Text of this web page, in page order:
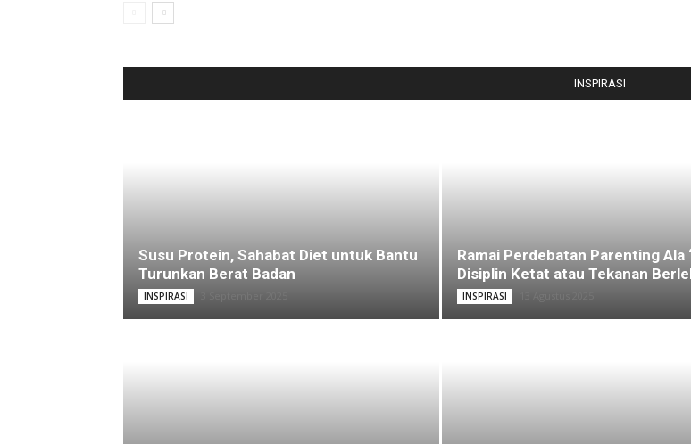
INSPIRASI
Susu Protein, Sahabat Diet untuk Bantu
Turunkan Berat Badan
INSPIRASI
Ramai Perdebatan Parenting Ala
Disiplin Ketat atau Tekanan
INSPIRASI